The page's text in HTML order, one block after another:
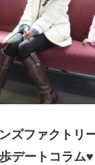
ズファクトリ
デートコラム